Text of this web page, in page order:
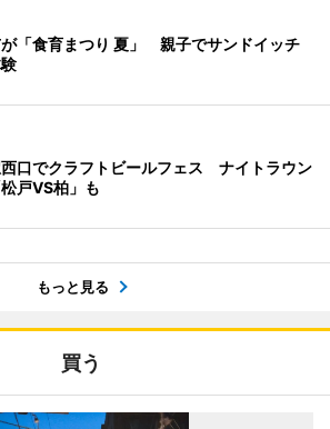
「食育まつり 夏」 親子でサンドイッチ
口でクラフトビールフェス ナイトラウン
戸VS柏」も
もっと見る
買う